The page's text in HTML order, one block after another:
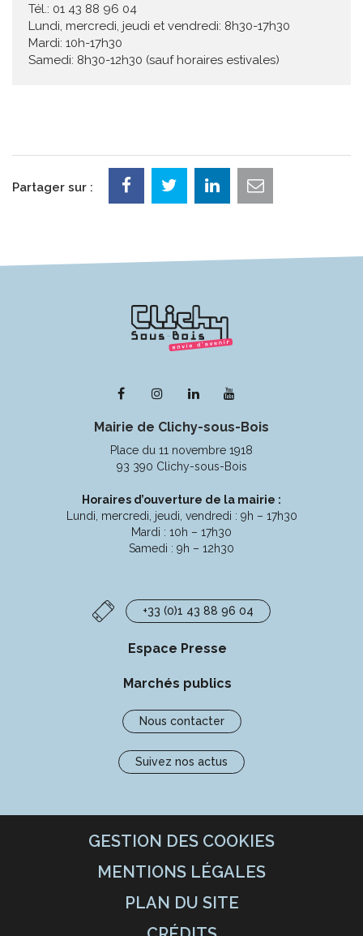
Tél.: 01 43 88 96 04
Lundi, mercredi, jeudi et vendredi: 8h30-17h30
Mardi: 10h-17h30
Samedi: 8h30-12h30 (sauf horaires estivales)
Partager sur :
Lien
le
compte
Facebook
Lien
le
compte
Instagram
Lien
le
compte
Linkedin
la
chaîne
Youtube
Mairie de Clichy-sous-Bois
Place du 11 novembre 1918
93 390 Clichy-sous-Bois
Horaires d’ouverture de la mairie :
Lundi, mercredi, jeudi, vendredi : 9h – 17h30
Mardi : 10h – 17h30
Samedi : 9h – 12h30
+33 (0)1 43 88 96 04
Espace Presse
Marchés publics
Nous contacter
Suivez nos actus
GESTION DES COOKIES
MENTIONS LÉGALES
PLAN DU SITE